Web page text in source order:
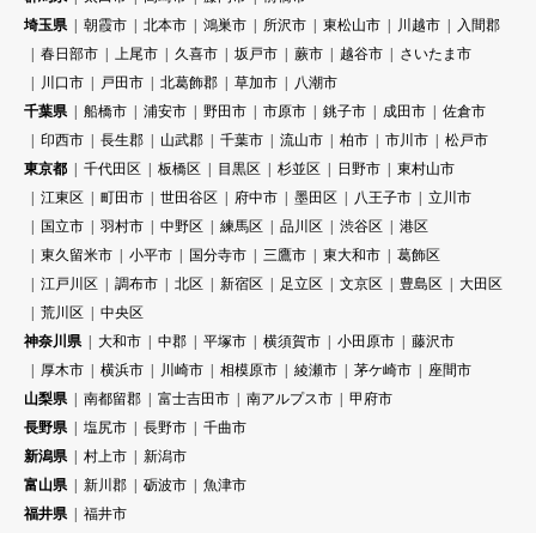
埼玉県
朝霞市 北本市 鴻巣市 所沢市 東松山市 川越市
入間郡
春日部市
上尾市 久喜市 坂戸市 蕨市 越谷市
さいたま市
川口市
戸田市 北葛飾郡 草加市
八潮市
千葉県
船橋市 浦安市 野田市 市原市 銚子市 成田市
佐倉市
印西市
長生郡 山武郡 千葉市 流山市 柏市 市川市
松戸市
東京都
千代田区 板橋区 目黒区 杉並区 日野市
東村山市
江東区
町田市 世田谷区 府中市 墨田区 八王子市
立川市
国立市
羽村市 中野区 練馬区 品川区 渋谷区
港区
東久留米市
小平市 国分寺市 三鷹市 東大和市
葛飾区
江戸川区
調布市 北区 新宿区 足立区 文京区 豊島区
大田区
荒川区
中央区
神奈川県
大和市 中郡 平塚市 横須賀市 小田原市
藤沢市
厚木市
横浜市 川崎市 相模原市 綾瀬市 茅ケ崎市
座間市
山梨県
南都留郡 富士吉田市 南アルプス市
甲府市
長野県
塩尻市 長野市
千曲市
新潟県
村上市
新潟市
富山県
新川郡 砺波市
魚津市
福井県
福井市